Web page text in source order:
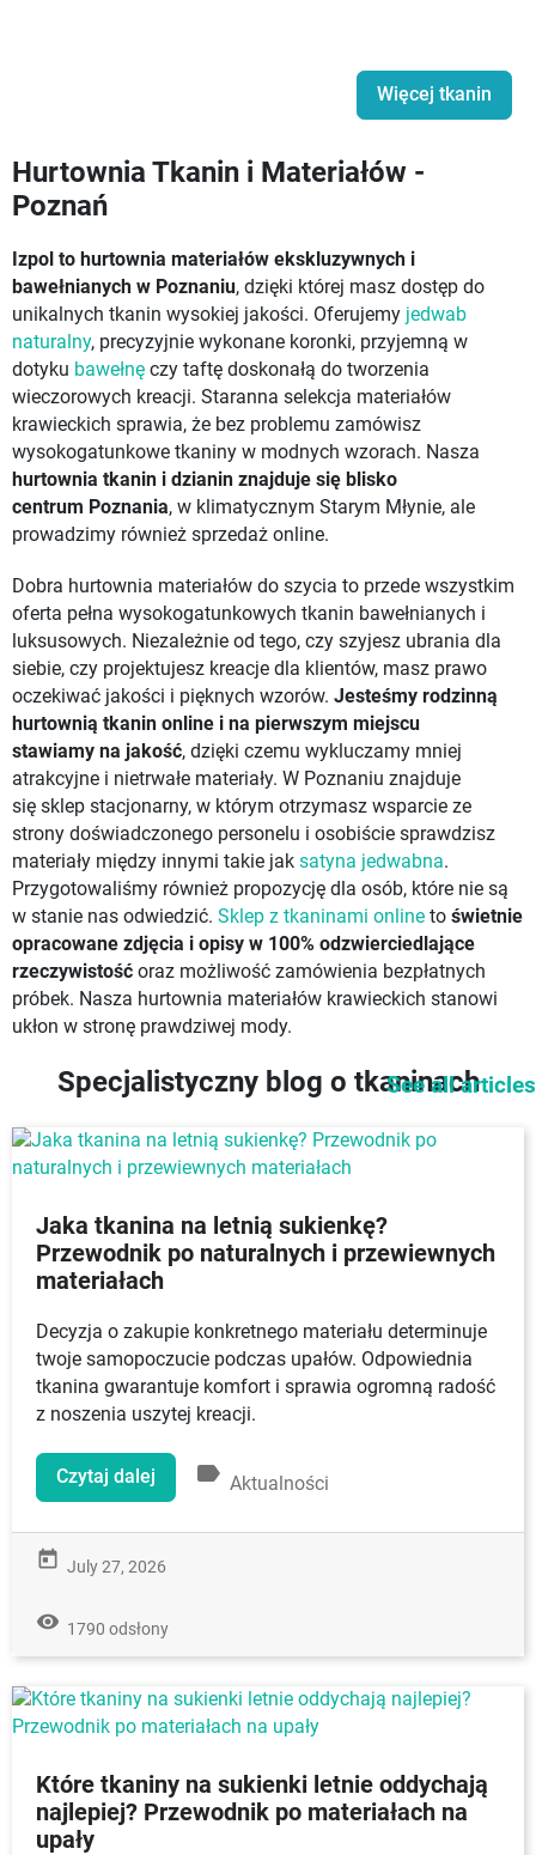
Więcej tkanin
Hurtownia Tkanin i Materiałów -
Poznań
Izpol to hurtownia materiałów ekskluzywnych i
bawełnianych w Poznaniu, dzięki której masz dostęp do
unikalnych tkanin wysokiej jakości. Oferujemy jedwab
naturalny, precyzyjnie wykonane koronki, przyjemną w
dotyku bawełnę czy taftę doskonałą do tworzenia
wieczorowych kreacji. Staranna selekcja materiałów
krawieckich sprawia, że bez problemu zamówisz
wysokogatunkowe tkaniny w modnych wzorach. Nasza
hurtownia tkanin i dzianin znajduje się blisko
centrum Poznania, w klimatycznym Starym Młynie, ale
prowadzimy również sprzedaż online.
Dobra hurtownia materiałów do szycia to przede wszystkim
oferta pełna wysokogatunkowych tkanin bawełnianych i
luksusowych. Niezależnie od tego, czy szyjesz ubrania dla
siebie, czy projektujesz kreacje dla klientów, masz prawo
oczekiwać jakości i pięknych wzorów. Jesteśmy rodzinną
hurtownią tkanin online i na pierwszym miejscu
stawiamy na jakość, dzięki czemu wykluczamy mniej
atrakcyjne i nietrwałe materiały. W Poznaniu znajduje
się sklep stacjonarny, w którym otrzymasz wsparcie ze
strony doświadczonego personelu i osobiście sprawdzisz
materiały między innymi takie jak satyna jedwabna.
Przygotowaliśmy również propozycję dla osób, które nie są
w stanie nas odwiedzić. Sklep z tkaninami online to świetnie
opracowane zdjęcia i opisy w 100% odzwierciedlające
rzeczywistość oraz możliwość zamówienia bezpłatnych
próbek. Nasza hurtownia materiałów krawieckich stanowi
ukłon w stronę prawdziwej mody.
Specjalistyczny blog o tkaninach
See all articles
Jaka tkanina na letnią sukienkę?
Przewodnik po naturalnych i przewiewnych
materiałach
Decyzja o zakupie konkretnego materiału determinuje
twoje samopoczucie podczas upałów. Odpowiednia
tkanina gwarantuje komfort i sprawia ogromną radość
z noszenia uszytej kreacji.
Czytaj dalej label Aktualności
today July 27, 2026
remove_red_eye 1790 odsłony
Które tkaniny na sukienki letnie oddychają
najlepiej? Przewodnik po materiałach na
upały